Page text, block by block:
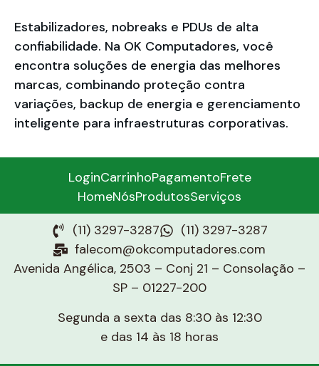
Estabilizadores, nobreaks e PDUs de alta
confiabilidade. Na OK Computadores, você
encontra soluções de energia das melhores
marcas, combinando proteção contra
variações, backup de energia e gerenciamento
inteligente para infraestruturas corporativas.
LoginCarrinhoPagamentoFrete
HomeNósProdutosServiços
(11) 3297-3287
(11) 3297-3287
falecom@okcomputadores.com
Avenida Angélica, 2503 – Conj 21 – Consolação –
SP – 01227-200
Segunda a sexta das 8:30 às 12:30
e das 14 às 18 horas